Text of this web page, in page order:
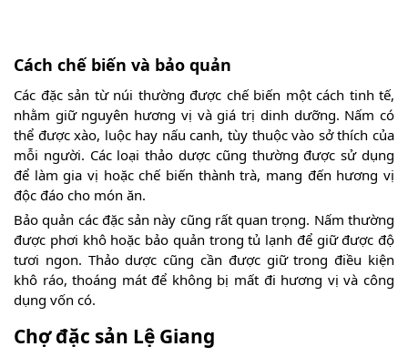
Cách chế biến và bảo quản
Các đặc sản từ núi thường được chế biến một cách tinh tế,
nhằm giữ nguyên hương vị và giá trị dinh dưỡng. Nấm có
thể được xào, luộc hay nấu canh, tùy thuộc vào sở thích của
mỗi người. Các loại thảo dược cũng thường được sử dụng
để làm gia vị hoặc chế biến thành trà, mang đến hương vị
độc đáo cho món ăn.
Bảo quản các đặc sản này cũng rất quan trọng. Nấm thường
được phơi khô hoặc bảo quản trong tủ lạnh để giữ được độ
tươi ngon. Thảo dược cũng cần được giữ trong điều kiện
khô ráo, thoáng mát để không bị mất đi hương vị và công
dụng vốn có.
Chợ đặc sản Lệ Giang